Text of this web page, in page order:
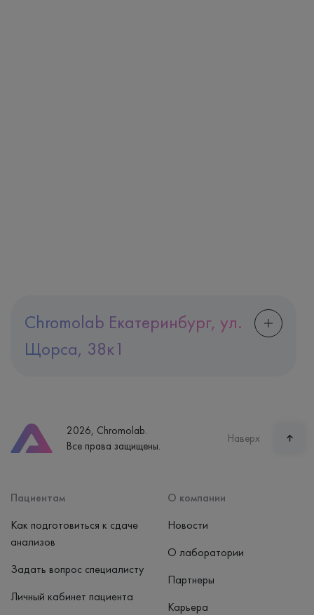
Chromolab Екатеринбург, ул.
Щорса, 38к1
Часы работы
пн-вс: 7:30-15:00
2026, Chromolab.
Все права защищены.
Наверх
Пациентам
Как подготовиться к сдаче
анализов
Задать вопрос специалисту
Личный кабинет пациента
О компании
Новости
О лаборатории
Партнеры
Карьера